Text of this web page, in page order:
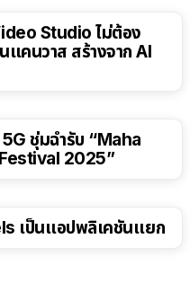
Studio ไม่ต้อง
คนวาส สร้างจาก AI
ชุ่มฉ่ำรับ “Maha
2025”
เป็นเเอปพลิเคชันเเยก